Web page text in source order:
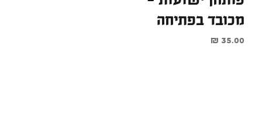
מכובד בפתיחה
מחיר